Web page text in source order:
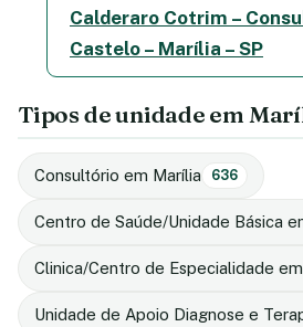
Calderaro Cotrim –
Castelo – Marília – SP
Tipos de unidade em
Consultório em Marília 636
Centro de Saúde/Unidade Básica
Clinica/Centro de Especialidade
Unidade de Apoio Diagnose e